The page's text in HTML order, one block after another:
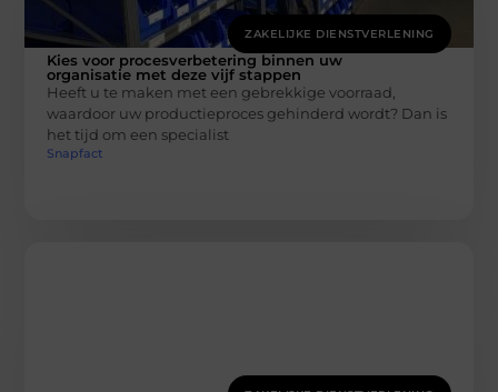
ZAKELIJKE DIENSTVERLENING
Kies voor procesverbetering binnen uw
organisatie met deze vijf stappen
Heeft u te maken met een gebrekkige voorraad,
waardoor uw productieproces gehinderd wordt? Dan is
het tijd om een specialist
Snapfact